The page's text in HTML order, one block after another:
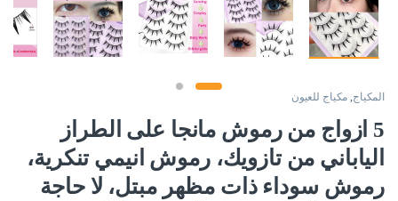
المكياج مكياج للعيون
5 ازواج من رموش مانجا على الطراز
الياباني من تازويك، رموش انيمي تنكرية،
رموش سوداء ذات مظهر مبتل، لا حاجة